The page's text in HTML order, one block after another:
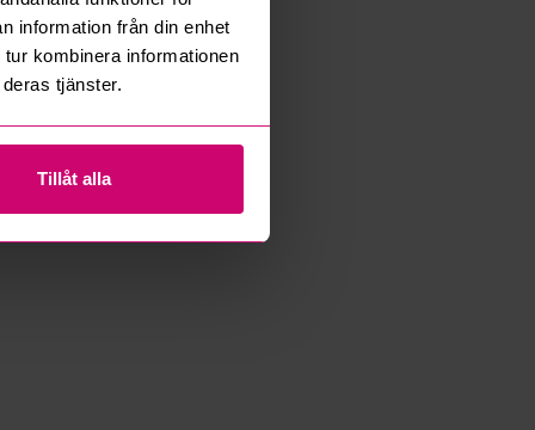
information från din enhet
kombinera informationen
tjänster.
Tillåt alla